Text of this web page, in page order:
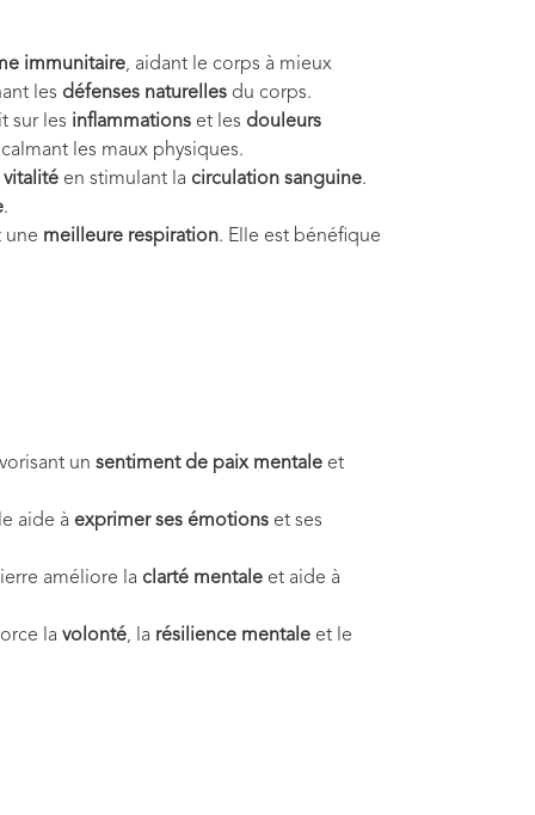
immunitaire, aidant le corps à mieux
les défenses naturelles du corps.
sur les inflammations et les douleurs
les maux physiques.
vitalité en stimulant la circulation sanguine.
.
meilleure respiration. Elle est bénéfique
un sentiment de paix mentale et
aide à exprimer ses émotions et ses
améliore la clarté mentale et aide à
la volonté, la résilience mentale et le